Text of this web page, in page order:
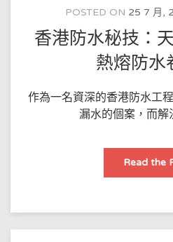
POSTED ON 25 7 月,
香港防水秘技：
熱熔防水
作為一名資深的香港防水工
漏水的個案，而
Read the